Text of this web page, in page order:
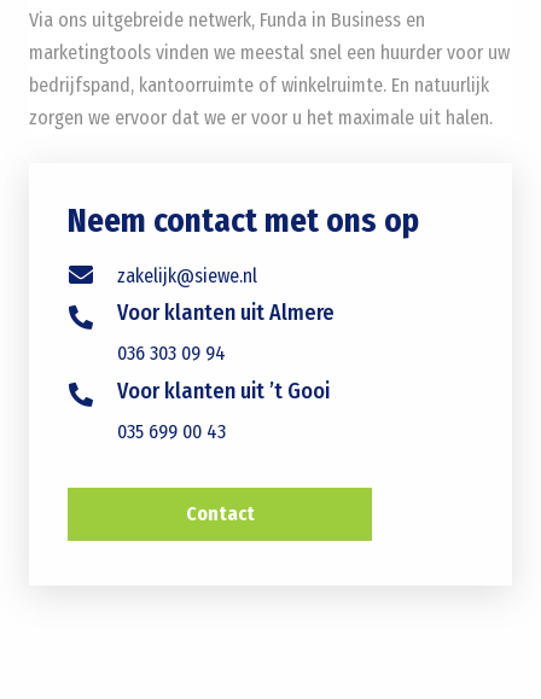
Via ons uitgebreide netwerk, Funda in Business en
marketingtools vinden we meestal snel een huurder voor uw
bedrijfspand, kantoorruimte of winkelruimte. En natuurlijk
zorgen we ervoor dat we er voor u het maximale uit halen.
Neem contact met ons op
zakelijk@siewe.nl
Voor klanten uit Almere
036 303 09 94
Voor klanten uit ’t Gooi
035 699 00 43
Contact